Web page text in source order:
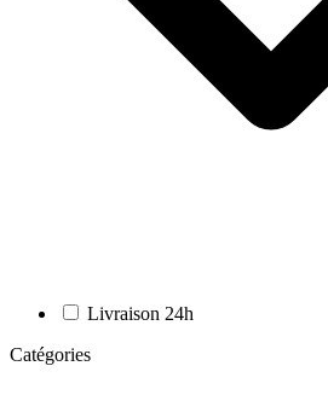
Livraison 24h
Catégories